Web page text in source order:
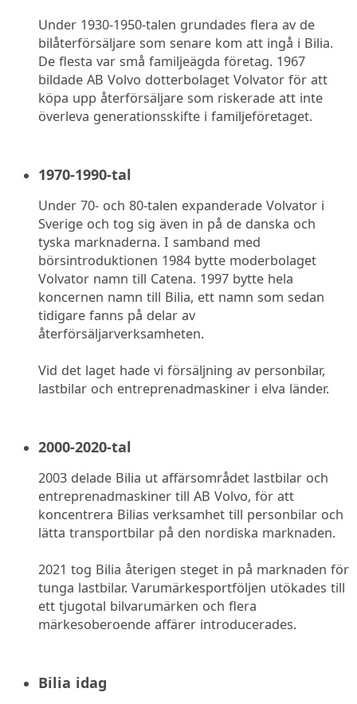
Under 1930-1950-talen grundades flera av de
bilåterförsäljare som senare kom att ingå i Bilia.
De flesta var små familjeägda företag. 1967
bildade AB Volvo dotterbolaget Volvator för att
köpa upp återförsäljare som riskerade att inte
överleva generationsskifte i familjeföretaget.
1970-1990-tal
Under 70- och 80-talen expanderade Volvator i
Sverige och tog sig även in på de danska och
tyska marknaderna. I samband med
börsintroduktionen 1984 bytte moderbolaget
Volvator namn till Catena. 1997 bytte hela
koncernen namn till Bilia, ett namn som sedan
tidigare fanns på delar av
återförsäljarverksamheten.
Vid det laget hade vi försäljning av personbilar,
lastbilar och entreprenadmaskiner i elva länder.
2000-2020-tal
2003 delade Bilia ut affärsområdet lastbilar och
entreprenadmaskiner till AB Volvo, för att
koncentrera Bilias verksamhet till personbilar och
lätta transportbilar på den nordiska marknaden.
2021 tog Bilia återigen steget in på marknaden för
tunga lastbilar. Varumärkesportföljen utökades till
ett tjugotal bilvarumärken och flera
märkesoberoende affärer introducerades.
Bilia idag